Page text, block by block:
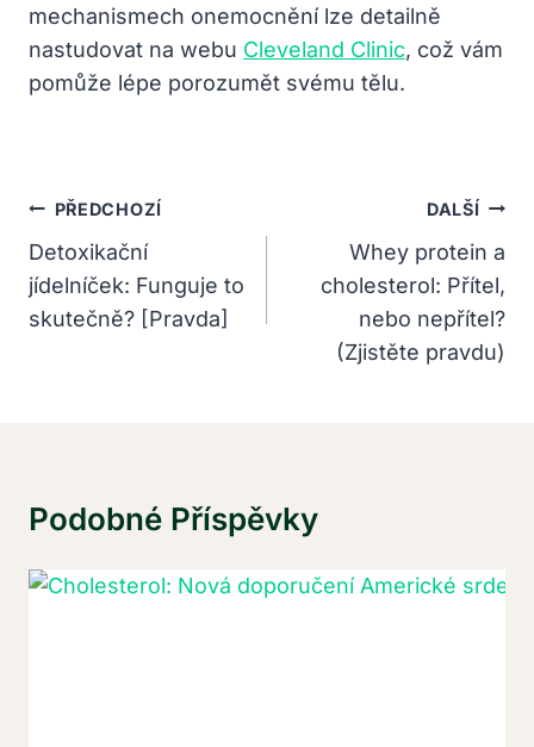
mechanismech onemocnění lze detailně
nastudovat na webu Cleveland Clinic, což vám
pomůže lépe porozumět svému tělu.
Navigace
Pro
Příspěvek
PŘEDCHOZÍ
Detoxikační
jídelníček: Funguje to
skutečně? [Pravda]
DALŠÍ
Whey protein a
cholesterol: Přítel,
nebo nepřítel?
(Zjistěte pravdu)
Podobné Příspěvky